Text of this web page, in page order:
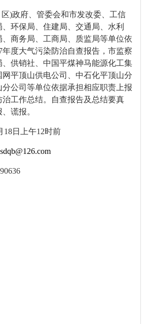
)政府 、管委会和市发改委、工信
环保局、住建局、交通局、水利
、商务局、工商局、质监局等单位依
年度大气污染防治自查报告，市监察
、供销社、中国平煤神马能源化工集
平顶山供电公司、中石化平顶山分
公司等单位依据承担相应职责上报
治工作总结。自查报告及总结要真
谎报。
18日上午12时前